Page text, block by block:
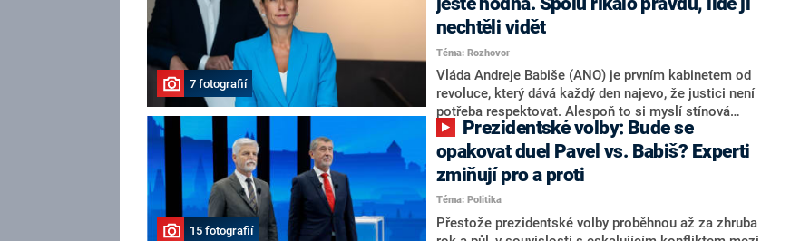
Andreje Babiše a ministra průmyslu Karla Havlíčka.
Oblíbeným tipem samotných sázkařů je poslanec za
Motoristy Filip Turek. Politolog Jan Kubáček nicméně
o případné kandidatuře kohokoliv ze zmíněné trojice
značně pochybuje. Podle něj současná koalice dosud
nemá osobu, která by Pavlovi mohla konkurovat.
7 fotografií
nechtěli vidět
Téma: Rozhovor
Vláda Andreje Babiše (ANO) je prvním kabinetem od
revoluce, který dává každý den najevo, že justici není
potřeba respektovat. Alespoň to si myslí stínová
ministryně spravedlnosti ODS Eva Decroix. V
rozhovoru pro CNN Prima NEWS si nebrala servítky
ohledně politického výkonu svého nástupce Jeronýma
Tejce (za ANO) či vládní zmocněnkyně pro lidská
práva Taťány Malé (ANO). Označením „svoloč“ na
adresu vlády prý byla ještě hodná. Decroix se také
15 fotografií
opakovat duel Pavel vs. Babiš? Experti
zmiňují pro a proti
Téma: Politika
Přestože prezidentské volby proběhnou až za zhruba